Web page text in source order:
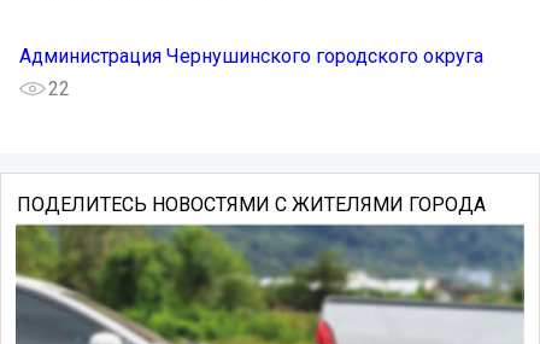
Администрация Чернушинского городского округа
22
ПОДЕЛИТЕСЬ НОВОСТЯМИ С ЖИТЕЛЯМИ ГОРОДА